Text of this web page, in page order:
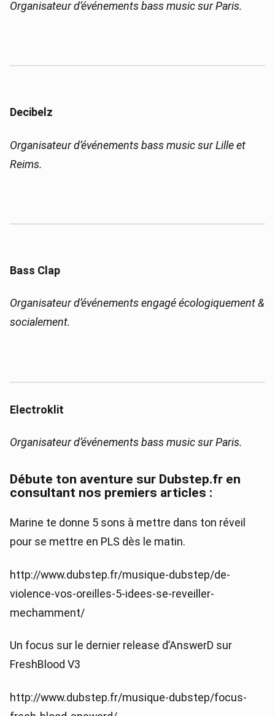
Organisateur d’événements bass music sur Paris.
Decibelz
Organisateur d’événements bass music sur Lille et
Reims.
Bass Clap
Organisateur d’événements engagé écologiquement &
socialement.
Electroklit
Organisateur d’événements bass music sur Paris.
Débute ton aventure sur Dubstep.fr en
consultant nos premiers articles :
Marine te donne 5 sons à mettre dans ton réveil
pour se mettre en PLS dès le matin.
http://www.dubstep.fr/musique-dubstep/de-
violence-vos-oreilles-5-idees-se-reveiller-
mechamment/
Un focus sur le dernier release d’AnswerD sur
FreshBlood V3
http://www.dubstep.fr/musique-dubstep/focus-